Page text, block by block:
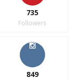
735
Followers
849